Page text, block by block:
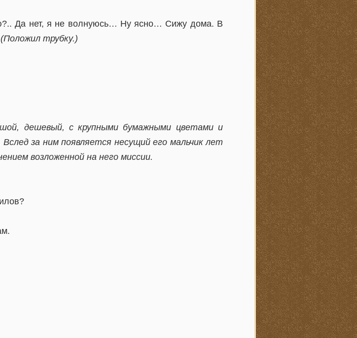
Да нет, я не волнуюсь… Ну ясно… Сижу дома. В
(Положил трубку.)
дешевый, с крупными бумажными цветами и
за ним появляется несущий его мальчик лет
возложенной на него миссии.